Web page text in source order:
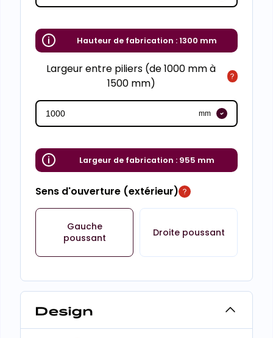
Hauteur de fabrication : 1300 mm
Largeur entre piliers (de 1000 mm à
1500 mm)
mm
Largeur de fabrication : 955 mm
Sens d'ouverture (extérieur)
Gauche
poussant
Droite poussant
Design